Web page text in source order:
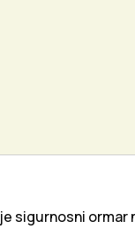
je sigurnosni ormar